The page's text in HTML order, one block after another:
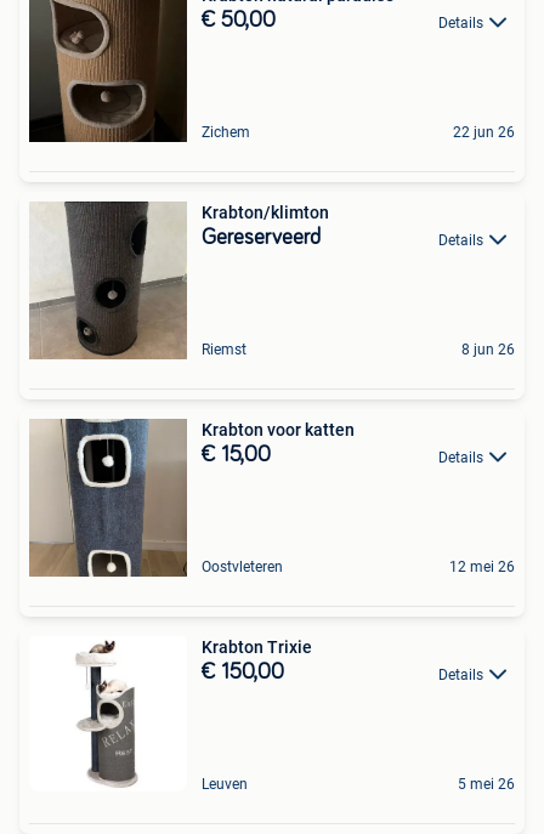
€ 50,00 Details
Zichem 22 jun 26
Krabton/klimton
Gereserveerd Details
Riemst 8 jun 26
Krabton voor katten
€ 15,00 Details
Oostvleteren 12 mei 26
Krabton Trixie
€ 150,00 Details
Leuven 5 mei 26